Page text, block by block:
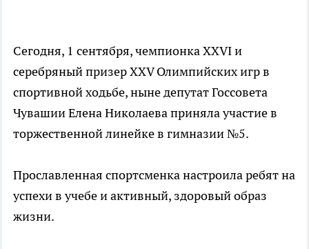
Сегодня, 1 сентября, чемпионка XXVI и
серебряный призер XXV Олимпийских игр в
спортивной ходьбе, ныне депутат Госсовета
Чувашии Елена Николаева приняла участие в
торжественной линейке в гимназии №5.
Прославленная спортсменка настроила ребят на
успехи в учебе и активный, здоровый образ
жизни.